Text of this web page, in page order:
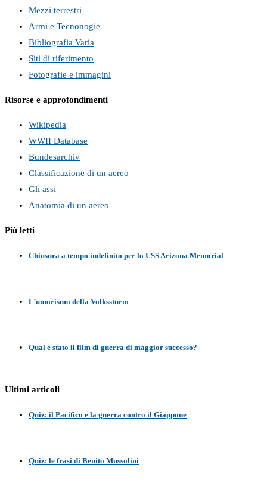
Mezzi terrestri
Armi e Tecnonogie
Bibliografia Varia
Siti di riferimento
Fotografie e immagini
Risorse e approfondimenti
Wikipedia
WWII Database
Bundesarchiv
Classificazione di un aereo
Gli assi
Anatomia di un aereo
Più letti
Chiusura a tempo indefinito per lo USS Arizona Memorial
L’umorismo della Volkssturm
Qual è stato il film di guerra di maggior successo?
Ultimi articoli
Quiz: il Pacifico e la guerra contro il Giappone
Quiz: le frasi di Benito Mussolini